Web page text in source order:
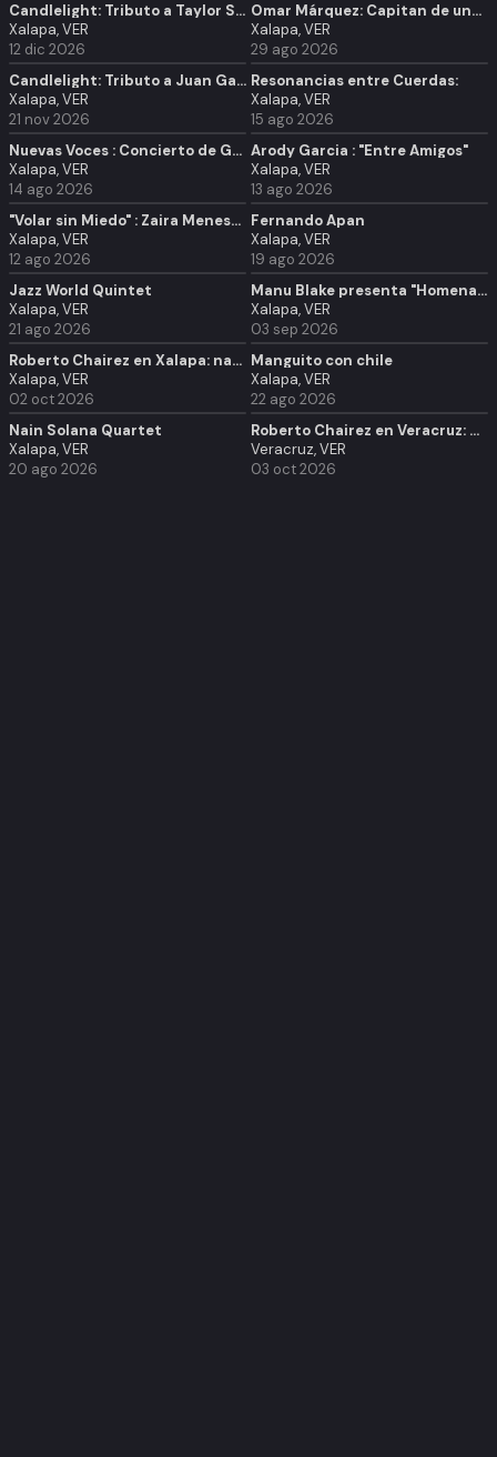
Candlelight: Tributo a Taylor Swift
Xalapa, VER
12 dic 2026
Omar Márquez: Capitan de una década
Xalapa, VER
29 ago 2026
Candlelight: Tributo a Juan Gabriel
Xalapa, VER
21 nov 2026
Resonancias entre Cuerdas:
Xalapa, VER
15 ago 2026
Nuevas Voces : Concierto de Ganadores
Xalapa, VER
14 ago 2026
Arody Garcia : "Entre Amigos"
Xalapa, VER
13 ago 2026
"Volar sin Miedo" : Zaira Meneses, solos y encontrados
Xalapa, VER
12 ago 2026
Fernando Apan
Xalapa, VER
19 ago 2026
Jazz World Quintet
Xalapa, VER
21 ago 2026
Manu Blake presenta "Homenaje a Bunbury y Héroes del Silencio" | Xalapa
Xalapa, VER
03 sep 2026
Roberto Chairez en Xalapa: nadie es especial
Xalapa, VER
02 oct 2026
Manguito con chile
Xalapa, VER
22 ago 2026
Nain Solana Quartet
Xalapa, VER
20 ago 2026
Roberto Chairez en Veracruz: nadie es especial
Veracruz, VER
03 oct 2026